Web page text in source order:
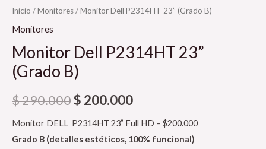
Inicio /Monitores/ Monitor Dell P2314HT 23” (Grado B)
Monitores
Monitor Dell P2314HT 23”
(Grado B)
$290.000$ 200.000
Monitor DELL P2314HT 23” Full HD – $200.000
Grado B (detalles estéticos, 100% funcional)